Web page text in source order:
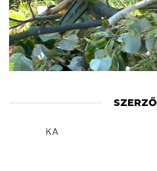
SZERZŐ
KA